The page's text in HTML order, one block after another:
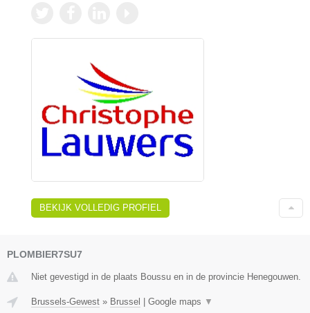
BEKIJK VOLLEDIG PROFIEL
PLOMBIER7SU7
Niet gevestigd in de plaats Boussu en in de provincie Henegouwen.
Brussels-Gewest » Brussel Google maps ▼